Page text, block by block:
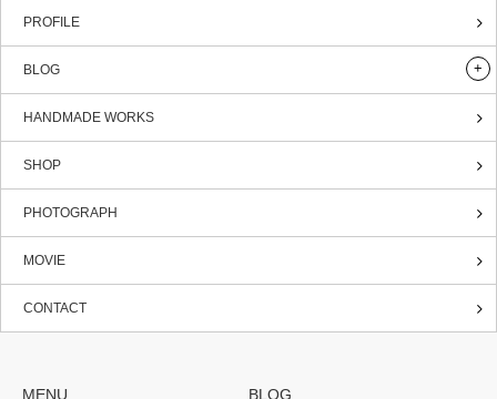
PROFILE
BLOG
HANDMADE WORKS
SHOP
PHOTOGRAPH
MOVIE
CONTACT
MENU BLOG